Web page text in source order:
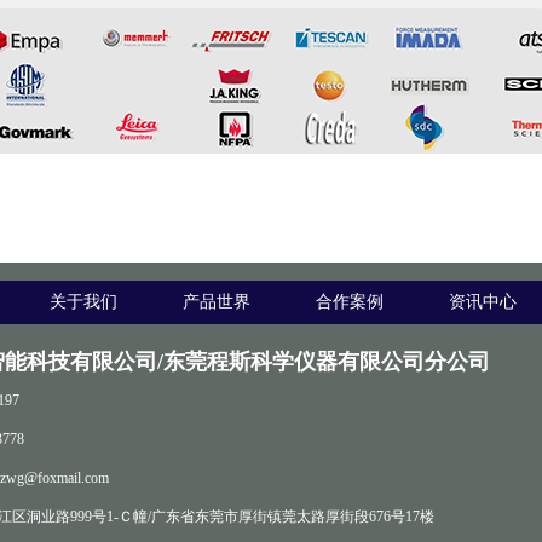
关于我们 产品世界 合作案例 资讯中心
科技有限公司/东莞程斯科学仪器有限公司分公司
区洞业路999号1-Ｃ幢/广东省东莞市厚街镇莞太路厚街段676号17楼